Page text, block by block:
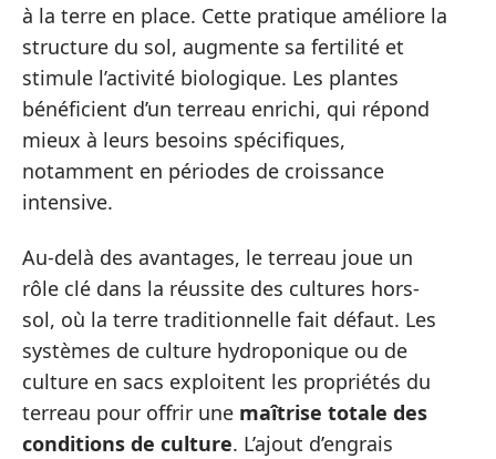
à la terre en place. Cette pratique améliore la
structure du sol, augmente sa fertilité et
stimule l’activité biologique. Les plantes
bénéficient d’un terreau enrichi, qui répond
mieux à leurs besoins spécifiques,
notamment en périodes de croissance
intensive.
Au-delà des avantages, le terreau joue un
rôle clé dans la réussite des cultures hors-
sol, où la terre traditionnelle fait défaut. Les
systèmes de culture hydroponique ou de
culture en sacs exploitent les propriétés du
terreau pour offrir une maîtrise totale des
conditions de culture. L’ajout d’engrais